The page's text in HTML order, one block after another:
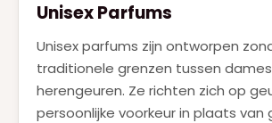
Unisex Parfums
Unisex parfums zijn ontworpen
traditionele grenzen tussen
herengeuren. Ze richten zich op
persoonlijke voorkeur in plaats van